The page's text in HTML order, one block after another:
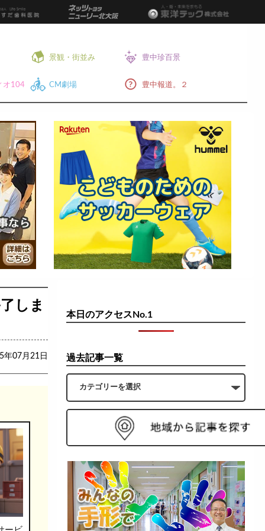
景観・街並み 豊中珍百景
オ104 CM劇場 豊中報道。２
しま
年07月21日
本日のアクセスNo.1
過去記事一覧